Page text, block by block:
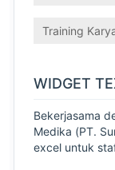
Training
WIDGET
Bekerjasama
Medika (PT.
excel untuk